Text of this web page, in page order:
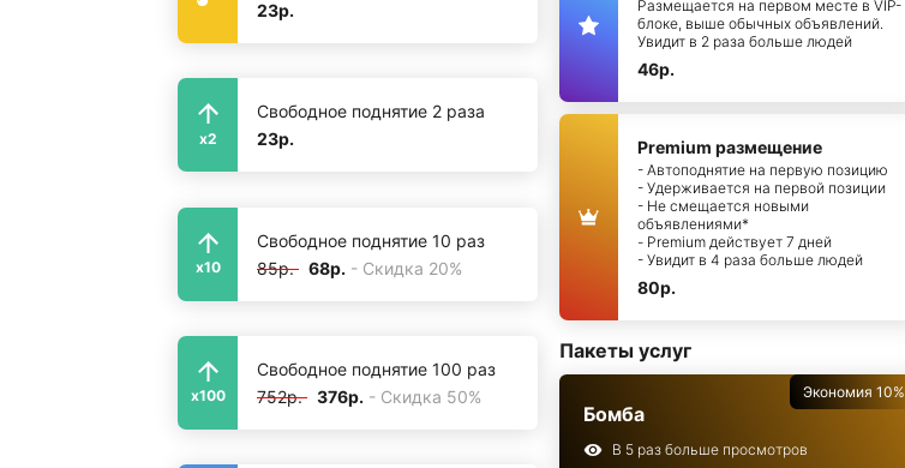
23р.
x2
Свободное поднятие 2 раза
23р.
x10
Свободное поднятие 10 раз
85р. 68р. - Скидка 20%
x100
Свободное поднятие 100 раз
752р. 376р. - Скидка 50%
Размещается на первом месте в VIP-
блоке, выше обычных объявлений.
Увидит в 2 раза больше людей
46р.
Premium размещение
- Автоподнятие на первую позицию
- Удерживается на первой позиции
- Не смещается новыми
объявлениями*
- Premium действует 7 дней
- Увидит в 4 раза больше людей
80р.
Пакеты услуг
Экономия 10%
Бомба
В 5 раз больше просмотров